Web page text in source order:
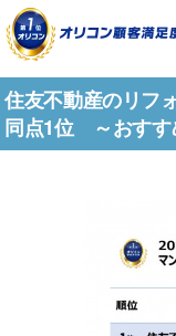
住友不動産のリフ
同点1位 ～おすす